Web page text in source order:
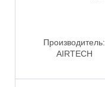
Производитель:
AIRTECH